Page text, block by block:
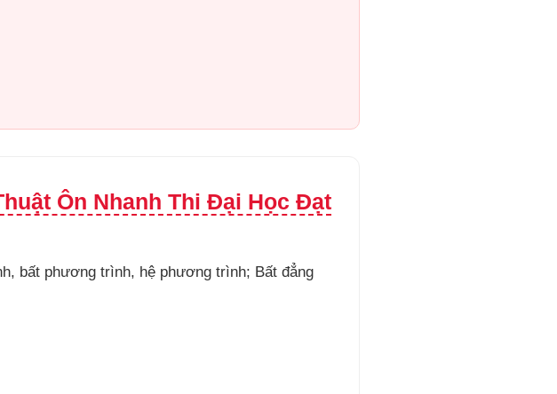
Ôn Nhanh Thi Đại Học Đạt
bất phương trình, hệ phương trình; Bất đẳng